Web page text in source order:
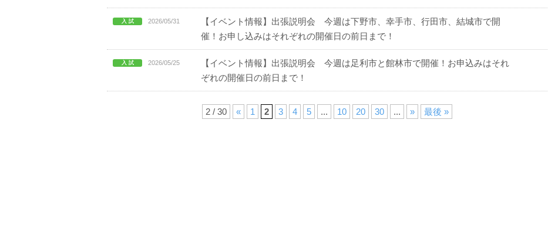
2026/05/31
【イベント情報】出張説明会 今週は下野市、幸手市、行田市、結城市で開
催！お申し込みはそれぞれの開催日の前日まで！
2026/05/25
【イベント情報】出張説明会 今週は足利市と館林市で開催！お申込みはそれ
ぞれの開催日の前日まで！
2 / 30 « 1 2 3 4 5 ... 10 20 30 ... » 最後 »